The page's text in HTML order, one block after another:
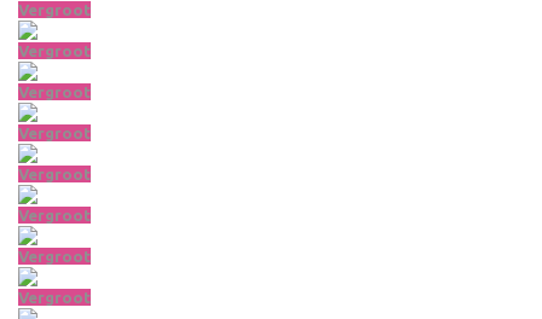
Vergroot
Vergroot
Vergroot
Vergroot
Vergroot
Vergroot
Vergroot
Vergroot